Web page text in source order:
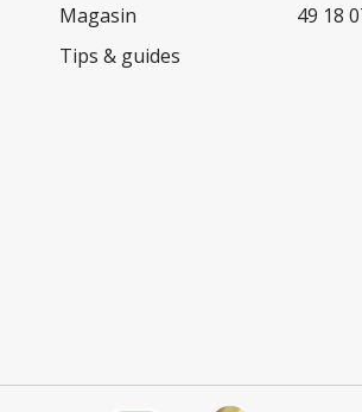
Magasin
Tips & guides
49 18